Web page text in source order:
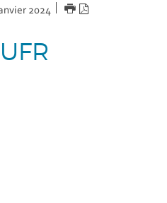
2024 IMPRIMER